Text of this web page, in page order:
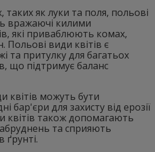
таких як луки та поля, польові
вражаючі килими
які приваблюють комах,
Польові види квітів є
та притулку для багатьох
що підтримує баланс
квітів можуть бути
бар'єри для захисту від ерозії
квітів також допомагають
та сприяють
ґрунті.